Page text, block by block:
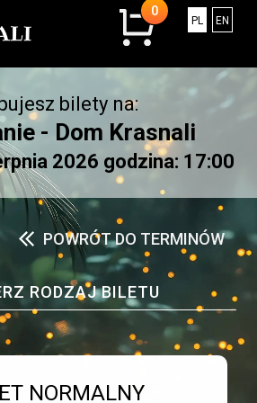
0
0
Łączna
kwota:
0.00
złotych
EN
PL Polski
bilety na:
- Dom Krasnali
2026 godzina: 17:00
POWRÓT DO TERMINÓW
RODZAJ BILETU
NORMALNY